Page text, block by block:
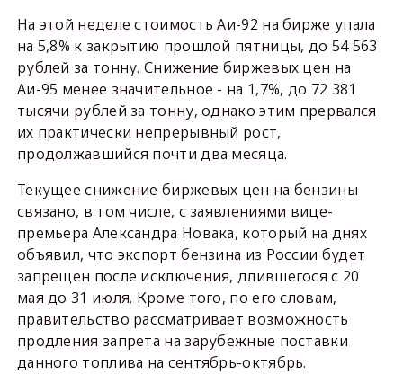
На этой неделе стоимость Аи-92 на бирже упала
на 5,8% к закрытию прошлой пятницы, до 54 563
рублей за тонну. Снижение биржевых цен на
Аи-95 менее значительное - на 1,7%, до 72 381
тысячи рублей за тонну, однако этим прервался
их практически непрерывный рост,
продолжавшийся почти два месяца.
Текущее снижение биржевых цен на бензины
связано, в том числе, с заявлениями вице-
премьера Александра Новака, который на днях
объявил, что экспорт бензина из России будет
запрещен после исключения, длившегося с 20
мая до 31 июля. Кроме того, по его словам,
правительство рассматривает возможность
продления запрета на зарубежные поставки
данного топлива на сентябрь-октябрь.